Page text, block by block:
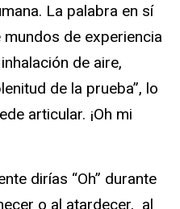
La palabra en sí
de experiencia
de aire,
de la prueba”, lo
articular. ¡Oh mi
dirías “Oh” durante
o al atardecer, al